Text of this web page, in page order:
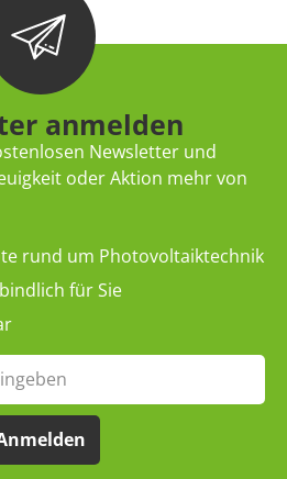
anmelden
Newsletter und
oder Aktion mehr von
rund um Photovoltaiktechnik
für Sie